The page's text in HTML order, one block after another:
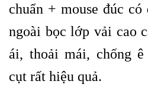
chuẩn + mouse đúc
ngoài bọc lớp vải cao
ái, thoải mái, chống
cụt rất hiệu quả.